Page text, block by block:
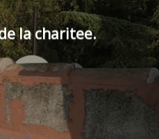
la charitee.